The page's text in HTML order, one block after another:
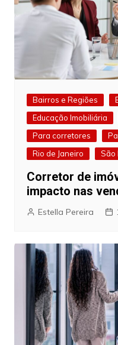
Bairros e Regiões
Educação Imobiliária
Para corretores
Rio de Janeiro
São
Corretor de
impacto nas
Estella Pereira